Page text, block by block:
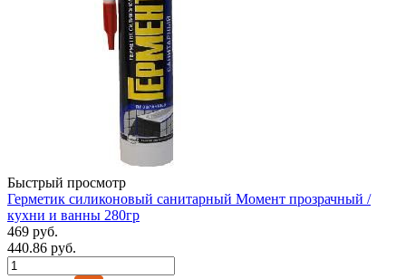
Быстрый просмотр
Герметик силиконовый санитарный Момент прозрачный /
кухни и ванны 280гр
469 руб.
440.86 руб.